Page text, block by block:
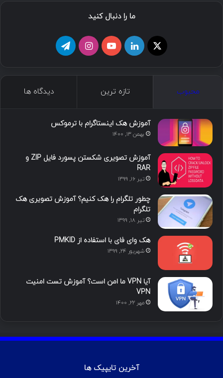
ما را دنبال کنید
محبوب تازه ترین دیدگاه ها
RAR